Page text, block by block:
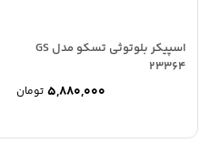
اسپیکر بلوتوثی تسکو مدل GS
23364
تومان